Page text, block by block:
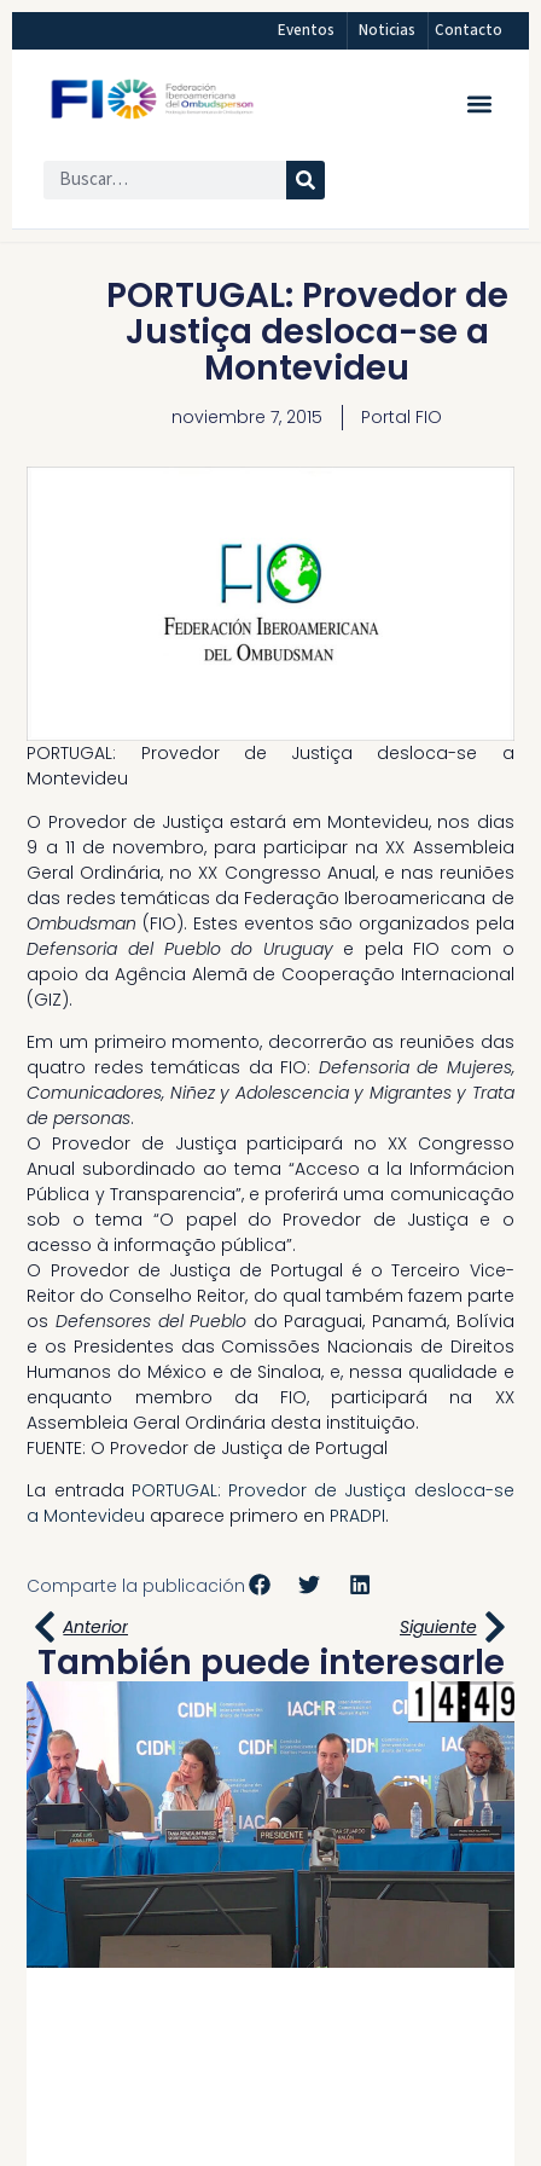
Eventos Noticias Contacto
PORTUGAL: Provedor de
Justiça desloca-se a
Montevideu
noviembre 7, 2015 Portal FIO
PORTUGAL: Provedor de Justiça desloca-se a
Montevideu
O Provedor de Justiça estará em Montevideu, nos dias
9 a 11 de novembro, para participar na XX Assembleia
Geral Ordinária, no XX Congresso Anual, e nas reuniões
das redes temáticas da Federação Iberoamericana de
Ombudsman (FIO). Estes eventos são organizados pela
Defensoria del Pueblo do Uruguaye pela FIO com o
apoio da Agência Alemã de Cooperação Internacional
(GIZ).
Em um primeiro momento, decorrerão as reuniões das
quatro redes temáticas da FIO: Defensoria de Mujeres,
Comunicadores, Niñez y Adolescencia y Migrantes y Trata
de personas.
O Provedor de Justiça participará no XX Congresso
Anual subordinado ao tema “Acceso a la Informácion
Pública y Transparencia”, e proferirá uma comunicação
sob o tema “O papel do Provedor de Justiça e o
acesso à informação pública”.
O Provedor de Justiça de Portugal é o Terceiro Vice-
Reitor do Conselho Reitor, do qual também fazem parte
os Defensores del Pueblo do Paraguai, Panamá, Bolívia
e os Presidentes das Comissões Nacionais de Direitos
Humanos do México e de Sinaloa, e, nessa qualidade e
enquanto membro da FIO, participará na XX
Assembleia Geral Ordinária desta instituição.
FUENTE: O Provedor de Justiça de Portugal
La entrada PORTUGAL: Provedor de Justiça desloca-se
a Montevideu aparece primero en PRADPI.
Comparte la publicación
Anterior
Siguiente
También puede interesarle